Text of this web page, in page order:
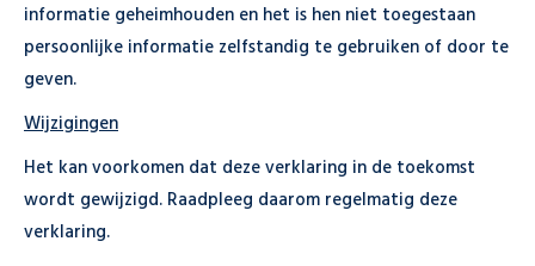
informatie geheimhouden en het is hen niet toegestaan
persoonlijke informatie zelfstandig te gebruiken of door te
geven.
Wijzigingen
Het kan voorkomen dat deze verklaring in de toekomst
wordt gewijzigd. Raadpleeg daarom regelmatig deze
verklaring.